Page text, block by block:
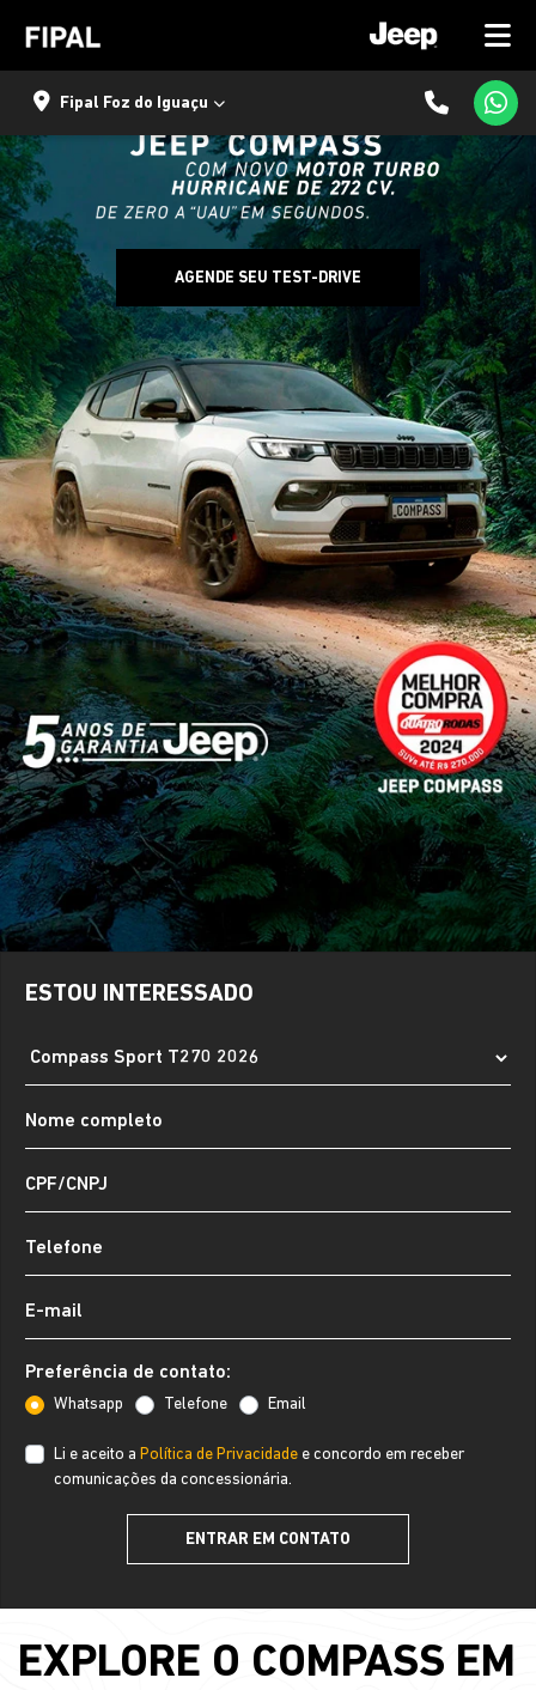
Fipal Foz do Iguaçu
ESTOU INTERESSADO
Preferência de contato:
Whatsapp Telefone Email
Li e aceito a Política de Privacidade e concordo em receber
comunicações da concessionária.
ENTRAR EM CONTATO
AGENDE SEU TEST-DRIVE
EXPLORE O COMPASS EM